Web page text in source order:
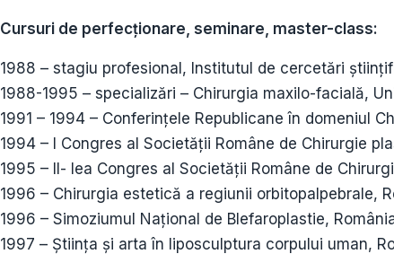
Cursuri de perfecționare, seminare, master-class:
1988 – stagiu profesional, Institutul de cercetări
1988-1995 – specializări – Chirurgia maxilo-facială,
1991 – 1994 – Conferințele Republicane în domeniul
1994 – I Congres al Societății Române de Chirurgie
1995 – II- lea Congres al Societății Române de
1996 – Chirurgia estetică a regiunii orbitopalpebrale,
1996 – Simoziumul Național de Blefaroplastie,
1997 – Știința și arta în liposculptura corpului uman,